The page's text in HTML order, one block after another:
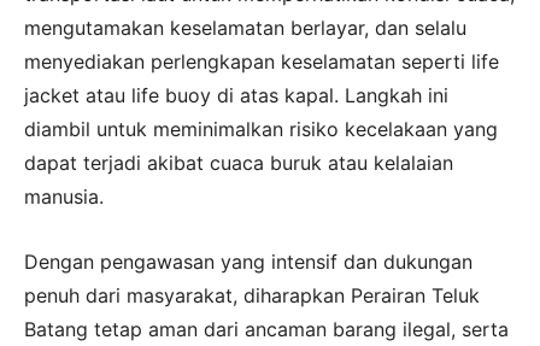
mengutamakan keselamatan berlayar, dan selalu
menyediakan perlengkapan keselamatan seperti life
jacket atau life buoy di atas kapal. Langkah ini
diambil untuk meminimalkan risiko kecelakaan yang
dapat terjadi akibat cuaca buruk atau kelalaian
manusia.
Dengan pengawasan yang intensif dan dukungan
penuh dari masyarakat, diharapkan Perairan Teluk
Batang tetap aman dari ancaman barang ilegal, serta